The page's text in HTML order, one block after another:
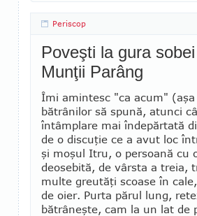
Periscop
Poveşti la gura
Munţii Parâng
Îmi amintesc "ca acum"
bătrâ­nilor să spună, atunci
întâmplare mai îndepărtată
de o discuţie ce a avut loc
şi moşul Itru, o persoană cu
deosebită, de vârsta a treia,
multe greutăţi scoase în
de oier. Purta părul lung,
bătrâneşte, cam la un lat de